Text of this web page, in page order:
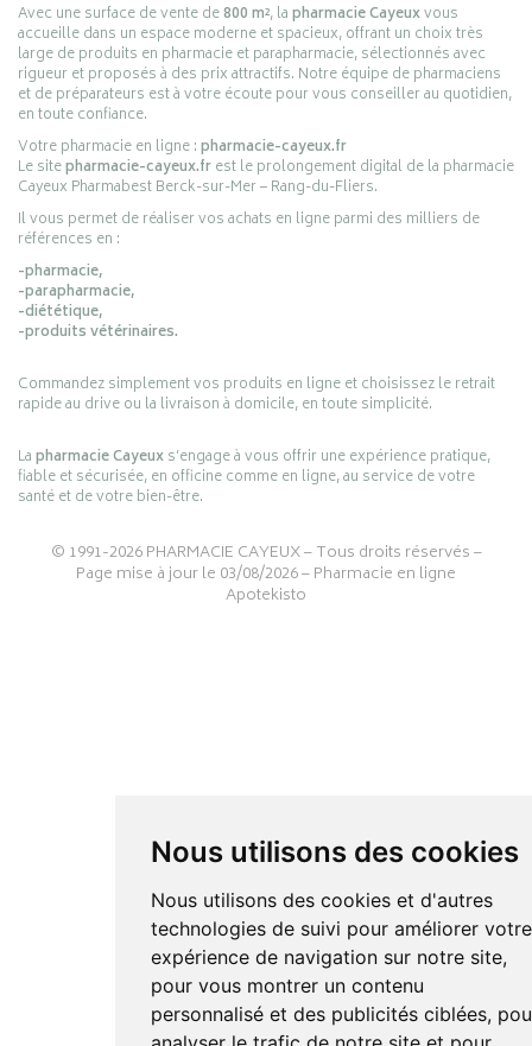
Nous utilisons des cookies
Nous utilisons des cookies et d'autres
technologies de suivi pour améliorer votre
expérience de navigation sur notre site,
pour vous montrer un contenu
personnalisé et des publicités ciblées,
Avec une surface de vente de800 m², lapharmacie Cayeuxvous
accueille dans un espace moderne et spacieux, offrant un choix très
large de produits en pharmacie et parapharmacie, sélectionnés avec
rigueur et proposés à des prix attractifs. Notre équipe de pharmaciens
et de préparateurs est à votre écoute pour vous conseiller au quotidien,
en toute confiance.
Votre pharmacie en ligne :pharmacie-cayeux.fr
Le sitepharmacie-cayeux.frest le prolongement digital de la pharmacie
Cayeux Pharmabest Berck-sur-Mer – Rang-du-Fliers.
Il vous permet de réaliser vos achats en ligne parmi des milliers de
références en :
-pharmacie,
-parapharmacie,
-diététique,
-produits vétérinaires.
Commandez simplement vos produits en ligne et choisissez le retrait
rapide au drive ou la livraison à domicile, en toute simplicité.
Lapharmacie Cayeuxs’engage à vous offrir une expérience pratique,
fiable et sécurisée, en officine comme en ligne, au service de votre
santé et de votre bien-être.
© 1991-2026PHARMACIE CAYEUX– Tous droits réservés –
Page mise à jour le 03/08/2026 –Pharmacie en ligne
Apotekisto